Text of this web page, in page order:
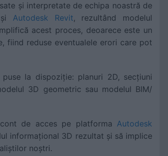
și interpretate de echipa noastră de
Autodesk Revit, rezultând modelul
acest proces, deoarece este un
fiind reduse eventualele erori care pot
la dispoziție: planuri 2D, secțiuni
3D geometric sau modelul BIM/
de acces pe platforma Autodesk
informațional 3D rezultat și să implice
noștri.